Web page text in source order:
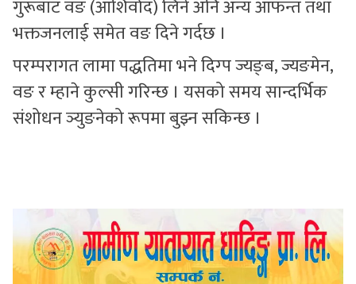
गुरूबाट वङ (आशिर्वाद) लिने अनि अन्य आफन्त तथा
भक्तजनलाई समेत वङ दिने गर्दछ ।
परम्परागत लामा पद्धतिमा भने दिग्प ज्यङ्ब, ज्यङमेन,
वङ र म्हाने कुल्सी गरिन्छ । यसको समय सान्दर्भिक
संशोधन ञ्युङनेको रूपमा बुझ्न सकिन्छ ।